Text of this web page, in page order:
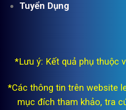
Tuyển Dụng
*Lưu ý: Kết quả phụ thuộc
*Các thông tin trên website
mục đích tham khảo, tra